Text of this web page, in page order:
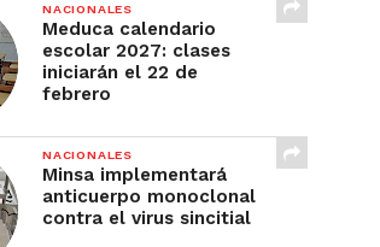
NACIONALES
Meduca calendario
escolar 2027: clases
iniciarán el 22 de
febrero
NACIONALES
Minsa implementará
anticuerpo monoclonal
contra el virus sincitial